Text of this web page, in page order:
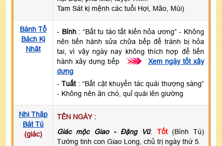
Tam Sát kị mệnh các tuổi Hợi, Mão, Mùi)
Bành Tổ
Bách Kị
Nhật
- Bính: “Bất tu táo tất kiến hỏa ương” - Không
nên tiến hành sửa chữa bếp để tránh bị hỏa
tai, vì vậy ngày nay không thích hợp để tiến
hành xây dựng bếp
>>>
Xem ngày tốt xây
dựng
-Tuất: “Bất cật khuyển tác quái thượng sàng”
- Không nên ăn chó, quỉ quái lên giường
Nhị Thập
Bát Tú
(giác)
TÊN NGÀY :
Giác mộc Giao - Đặng Vũ: Tốt(Bình Tú)
Tướng tinh con Giao Long, chủ trị ngày thứ 5.